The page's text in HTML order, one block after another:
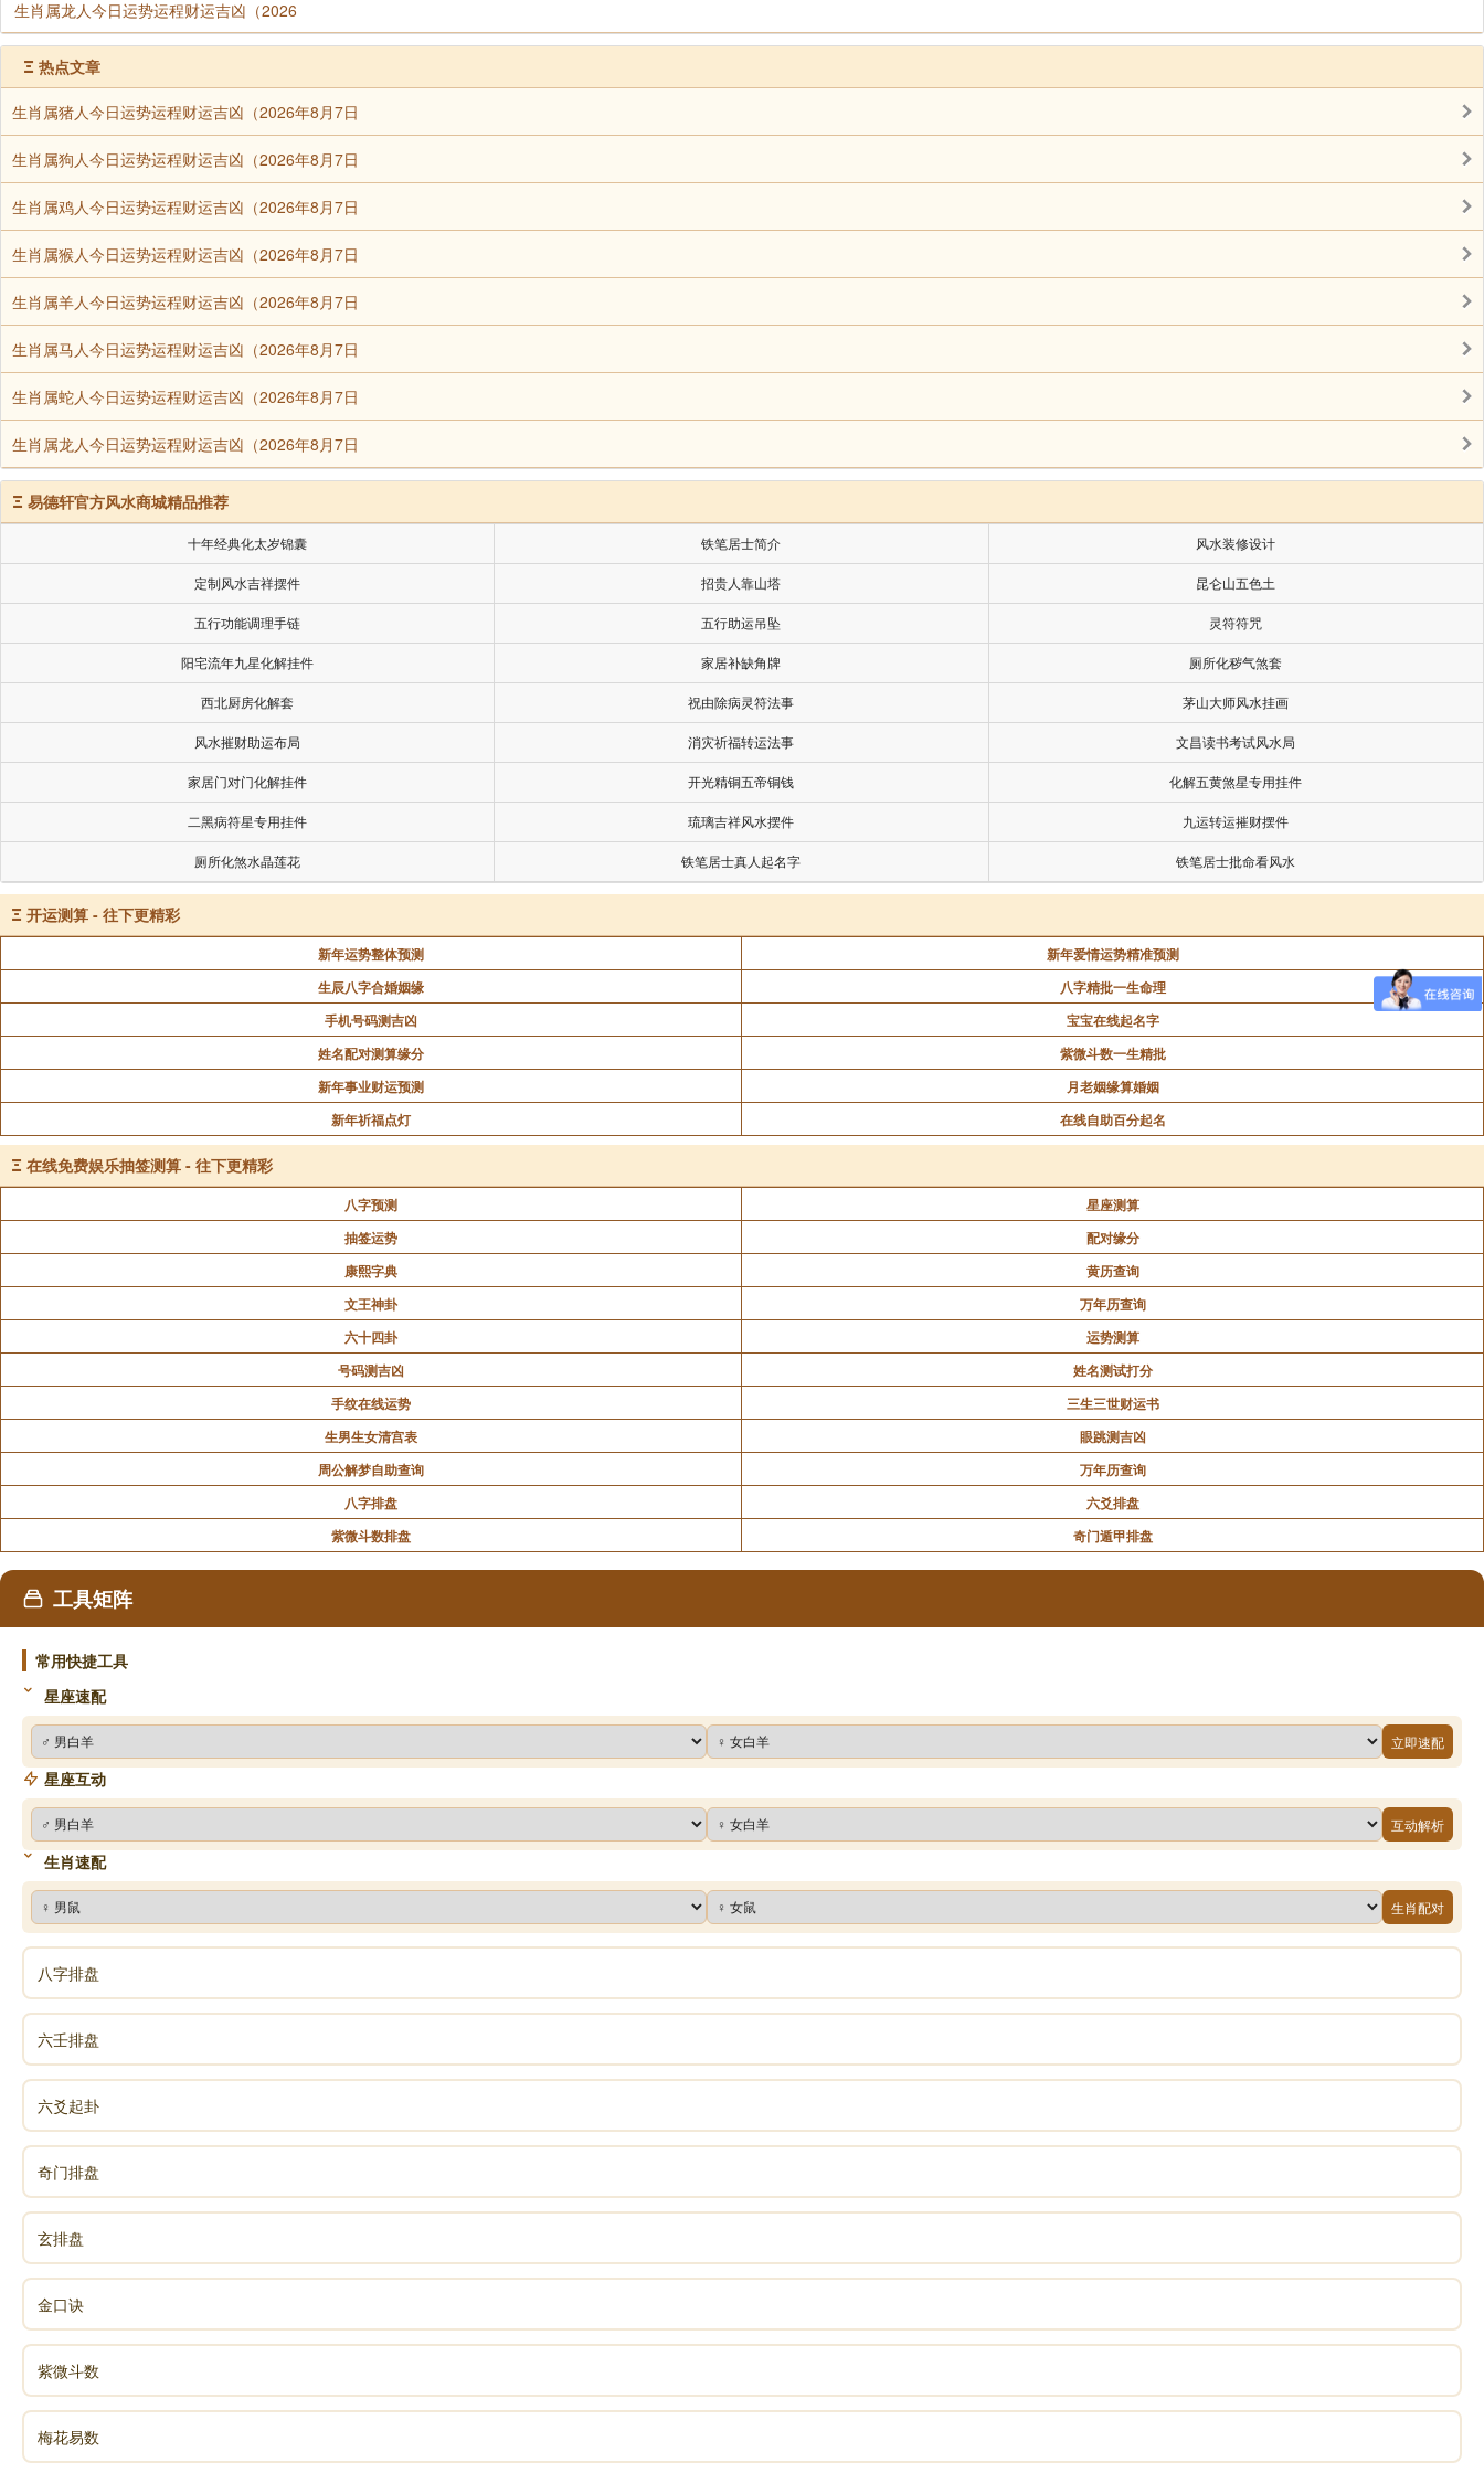
生肖属龙人今日运势运程财运吉凶（2026
Ξ 热点文章
生肖属猪人今日运势运程财运吉凶（2026年8月7日
生肖属狗人今日运势运程财运吉凶（2026年8月7日
生肖属鸡人今日运势运程财运吉凶（2026年8月7日
生肖属猴人今日运势运程财运吉凶（2026年8月7日
生肖属羊人今日运势运程财运吉凶（2026年8月7日
生肖属马人今日运势运程财运吉凶（2026年8月7日
生肖属蛇人今日运势运程财运吉凶（2026年8月7日
生肖属龙人今日运势运程财运吉凶（2026年8月7日
Ξ 易德轩官方风水商城精品推荐
十年经典化太岁锦囊 铁笔居士简介 风水装修设计
定制风水吉祥摆件 招贵人靠山塔 昆仑山五色土
五行功能调理手链 五行助运吊坠 灵符符咒
阳宅流年九星化解挂件 家居补缺角牌 厕所化秽气煞套
西北厨房化解套 祝由除病灵符法事 茅山大师风水挂画
风水摧财助运布局 消灾祈福转运法事 文昌读书考试风水局
家居门对门化解挂件 开光精铜五帝铜钱 化解五黄煞星专用挂件
二黑病符星专用挂件 琉璃吉祥风水摆件 九运转运摧财摆件
厕所化煞水晶莲花 铁笔居士真人起名字 铁笔居士批命看风水
Ξ 开运测算 - 往下更精彩
新年运势整体预测
新年爱情运势精准预测
生辰八字合婚姻缘
八字精批一生命理
手机号码测吉凶
宝宝在线起名字
姓名配对测算缘分
紫微斗数一生精批
新年事业财运预测
月老姻缘算婚姻
新年祈福点灯
在线自助百分起名
Ξ 在线免费娱乐抽签测算 - 往下更精彩
八字预测
星座测算
抽签运势
配对缘分
康熙字典
黄历查询
文王神卦
万年历查询
六十四卦
运势测算
号码测吉凶
姓名测试打分
手纹在线运势
三生三世财运书
生男生女清宫表
眼跳测吉凶
周公解梦自助查询
万年历查询
八字排盘
六爻排盘
紫微斗数排盘
奇门遁甲排盘
工具矩阵
常用快捷工具
星座速配
立即速配
星座互动
互动解析
生肖速配
生肖配对
八字排盘
六壬排盘
六爻起卦
奇门排盘
玄排盘
金口诀
紫微斗数
梅花易数